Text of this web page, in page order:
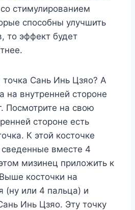
стимулированием
способны улучшить
то эффект будет
Сань Инь Цзяо? А
на внутренней стороне
Посмотрите на свою
стороне есть
К этой косточке
вместе 4
мизинец приложить к
косточки на
(ну или 4 пальца) и
Инь Цзяо. Эту точку